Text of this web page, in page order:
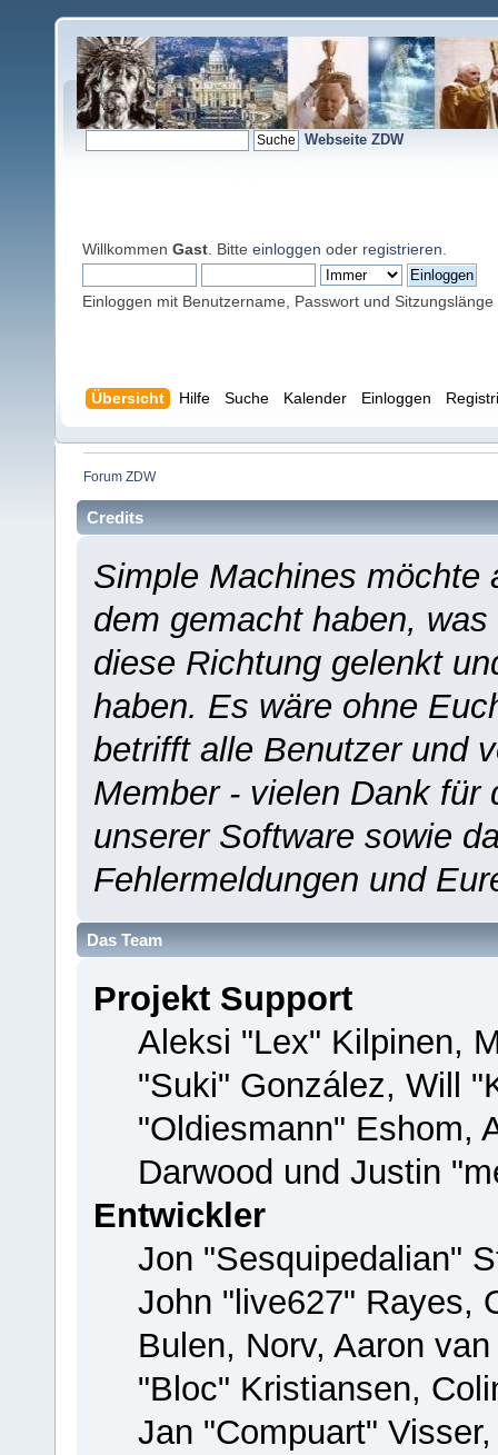
Webseite ZDW
Willkommen Gast . Bitte einloggen oder registrieren
Einloggen mit Benutzername, Passwort und Sitzungslänge
Übersicht Hilfe Suche Kalender Einloggen
Forum ZDW
Credits
Simple Machines möchte
dem gemacht haben,
diese Richtung gelenkt
haben. Es wäre ohne
betrifft alle Benutzer und
Member - vielen Dank für
unserer Software sowie
Fehlermeldungen und
Das Team
Projekt Support
Aleksi "Lex" Kilpinen,
"Suki" González, Will
"Oldiesmann" Eshom,
Darwood und Justin
Entwickler
Jon "Sesquipedalian"
John "live627" Rayes,
Bulen, Norv, Aaron
"Bloc" Kristiansen,
Jan "Compuart"